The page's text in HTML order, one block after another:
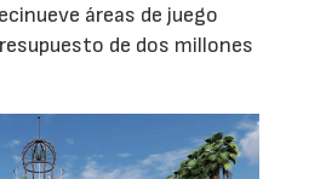
áreas de juego
de dos millones